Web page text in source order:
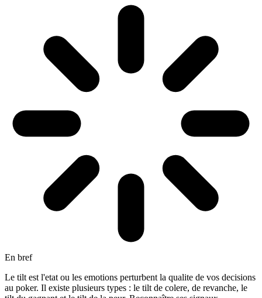
En bref
Le tilt est l'etat ou les emotions perturbent la qualite de vos decisions
au poker. Il existe plusieurs types : le tilt de colere, de revanche, le